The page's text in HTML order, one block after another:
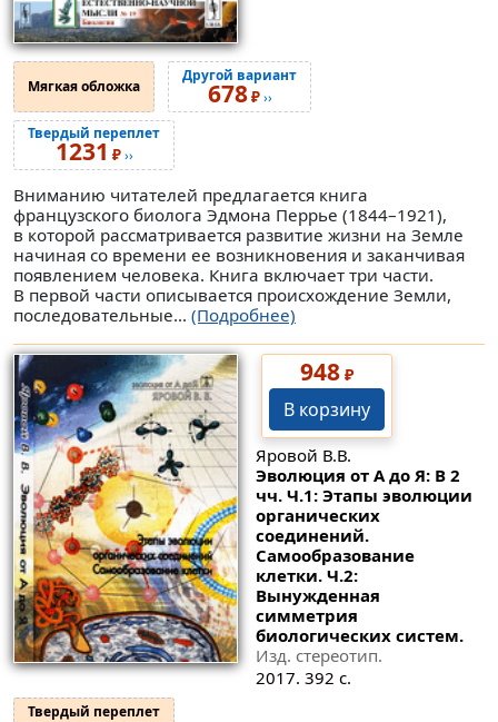
Мягкая обложка
Другой вариант
678₽››
Твердый переплет
1231 ₽››
Вниманию читателей предлагается книга
французского биолога Эдмона Перрье (1844–1921),
в которой рассматривается развитие жизни на Земле
начиная со времени ее возникновения и заканчивая
появлением человека. Книга включает три части.
В первой части описывается происхождение Земли,
последовательные... (Подробнее)
948₽
В корзину
Яровой В.В.
Эволюция от А до Я: В 2
чч. Ч.1: Этапы эволюции
органических
соединений.
Самообразование
клетки. Ч.2:
Вынужденная
симметрия
биологических систем.
Изд. стереотип.
2017. 392 с.
Твердый переплет